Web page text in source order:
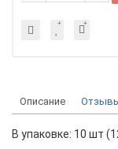
Описание
В упаковке: 10 шт